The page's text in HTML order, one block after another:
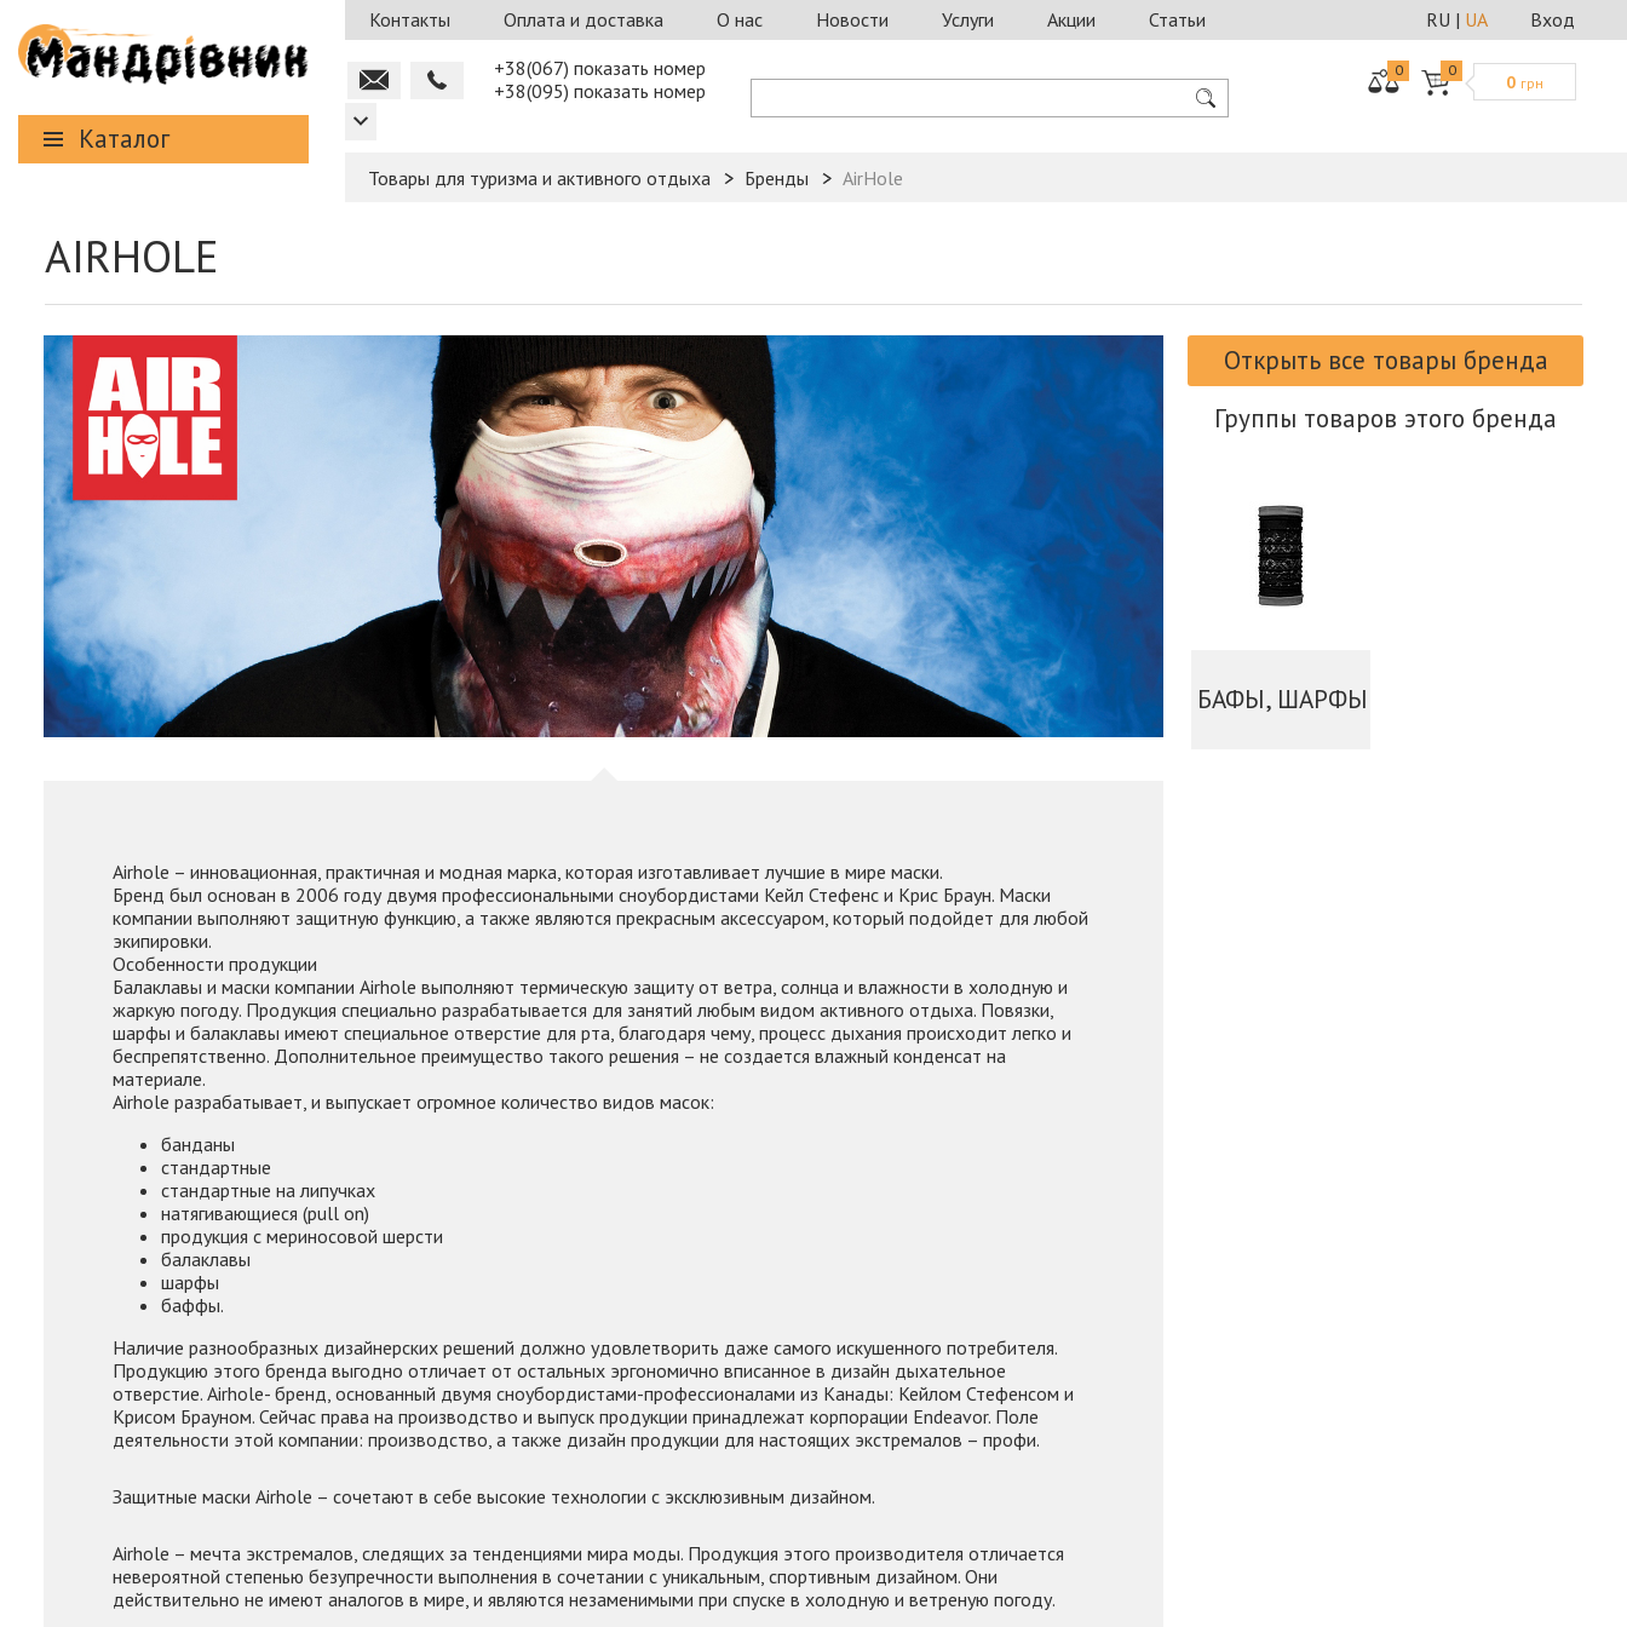
Каталог
Контакты Оплата и доставка О нас Новости Услуги Акции Статьи Вход
RU | UA
+38(067) показать номер
+38(095) показать номер
0 0
0 грн
Товары для туризма и активного отдыха Бренды AirHole
AIRHOLE
Airhole – инновационная, практичная и модная марка, которая изготавливает лучшие в мире маски.
Бренд был основан в 2006 году двумя профессиональными сноубордистами Кейл Стефенс и Крис Браун. Маски
компании выполняют защитную функцию, а также являются прекрасным аксессуаром, который подойдет для любой
экипировки.
Особенности продукции
Балаклавы и маски компании Airhole выполняют термическую защиту от ветра, солнца и влажности в холодную и
жаркую погоду. Продукция специально разрабатывается для занятий любым видом активного отдыха. Повязки,
шарфы и балаклавы имеют специальное отверстие для рта, благодаря чему, процесс дыхания происходит легко и
беспрепятственно. Дополнительное преимущество такого решения – не создается влажный конденсат на
материале.
Airhole разрабатывает, и выпускает огромное количество видов масок:
банданы
стандартные
стандартные на липучках
натягивающиеся (pull on)
продукция с мериносовой шерсти
балаклавы
шарфы
баффы.
Наличие разнообразных дизайнерских решений должно удовлетворить даже самого искушенного потребителя.
Продукцию этого бренда выгодно отличает от остальных эргономично вписанное в дизайн дыхательное
отверстие. Airhole- бренд, основанный двумя сноубордистами-профессионалами из Канады: Кейлом Стефенсом и
Крисом Брауном. Сейчас права на производство и выпуск продукции принадлежат корпорации Endeavor. Поле
деятельности этой компании: производство, а также дизайн продукции для настоящих экстремалов – профи.
Защитные маски Airhole – сочетают в себе высокие технологии с эксклюзивным дизайном.
Airhole – мечта экстремалов, следящих за тенденциями мира моды. Продукция этого производителя отличается
невероятной степенью безупречности выполнения в сочетании с уникальным, спортивным дизайном. Они
действительно не имеют аналогов в мире, и являются незаменимыми при спуске в холодную и ветреную погоду.
Открыть все товары бренда
Группы товаров этого бренда
БАФЫ, ШАРФЫ